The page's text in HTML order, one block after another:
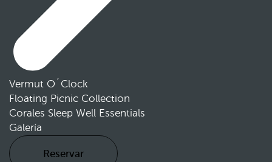
Vermut O´Clock
Floating Picnic Collection
Corales Sleep Well Essentials
Galería
Reservar